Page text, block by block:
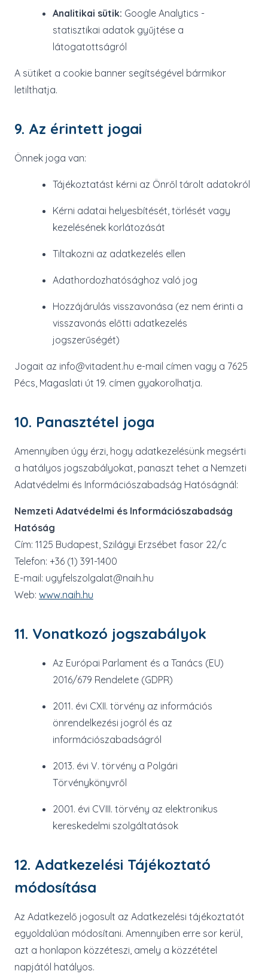
Analitikai sütik: Google Analytics -
statisztikai adatok gyűjtése a
látogatottságról
A sütiket a cookie banner segítségével bármikor
letilthatja.
9. Az érintett jogai
Önnek joga van:
Tájékoztatást kérni az Önről tárolt adatokról
Kérni adatai helyesbítését, törlését vagy
kezelésének korlátozását
Tiltakozni az adatkezelés ellen
Adathordozhatósághoz való jog
Hozzájárulás visszavonása (ez nem érinti a
visszavonás előtti adatkezelés
jogszerűségét)
Jogait az info@vitadent.hu e-mail címen vagy a 7625
Pécs, Magaslati út 19. címen gyakorolhatja.
10. Panasztétel joga
Amennyiben úgy érzi, hogy adatkezelésünk megsérti
a hatályos jogszabályokat, panaszt tehet a Nemzeti
Adatvédelmi és Információszabadság Hatóságnál:
Nemzeti Adatvédelmi és Információszabadság
Hatóság
Cím: 1125 Budapest, Szilágyi Erzsébet fasor 22/c
Telefon: +36 (1) 391-1400
E-mail: ugyfelszolgalat@naih.hu
Web: www.naih.hu
11. Vonatkozó jogszabályok
Az Európai Parlament és a Tanács (EU)
2016/679 Rendelete (GDPR)
2011. évi CXII. törvény az információs
önrendelkezési jogról és az
információszabadságról
2013. évi V. törvény a Polgári
Törvénykönyvről
2001. évi CVIII. törvény az elektronikus
kereskedelmi szolgáltatások
12. Adatkezelési Tájékoztató
módosítása
Az Adatkezelő jogosult az Adatkezelési tájékoztatót
egyoldalúan módosítani. Amennyiben erre sor kerül,
azt a honlapon közzéteszi, amely a közzététel
napjától hatályos.